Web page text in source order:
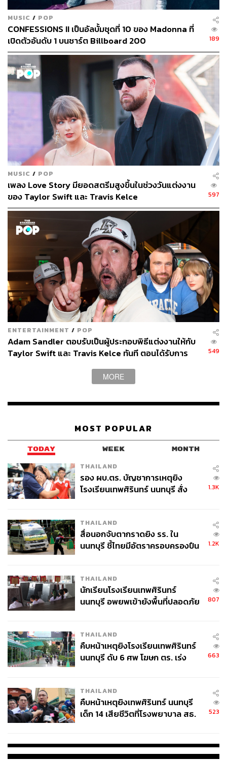
MUSIC / POP
CONFESSIONS II เป็นอัลบั้มชุดที่ 10 ของ Madonna ที่
เปิดตัวอันดับ 1 บนชาร์ต Billboard 200
189
MUSIC / POP
เพลง Love Story มียอดสตรีมสูงขึ้นในช่วงวันแต่งงาน
ของ Taylor Swift และ Travis Kelce
597
ENTERTAINMENT / POP
Adam Sandler ตอบรับเป็นผู้ประกอบพิธีแต่งงานให้กับ
Taylor Swift และ Travis Kelce ทันที ตอนได้รับการ
549
MORE
MOST POPULAR
TODAY WEEK MONTH
THAILAND
รอง ผบ.ตร. บัญชาการเหตุยิง
โรงเรียนเทพศิรินทร์ นนทบุรี สั่ง
1.3K
THAILAND
สื่อนอกจับตากราดยิง รร. ใน
นนทบุรี ชี้ไทยมีอัตราครอบครองปืน
1.2K
THAILAND
นักเรียนโรงเรียนเทพศิรินทร์
นนทบุรี อพยพเข้ายังพื้นที่ปลอดภัย
807
THAILAND
คืบหน้าเหตุยิงโรงเรียนเทพศิรินทร์
นนทบุรี ดับ 6 ศพ โฆษก ตร. เร่ง
663
THAILAND
คืบหน้าเหตุยิงเทพศิรินทร์ นนทบุรี
เด็ก 14 เสียชีวิตที่โรงพยาบาล สธ.
523